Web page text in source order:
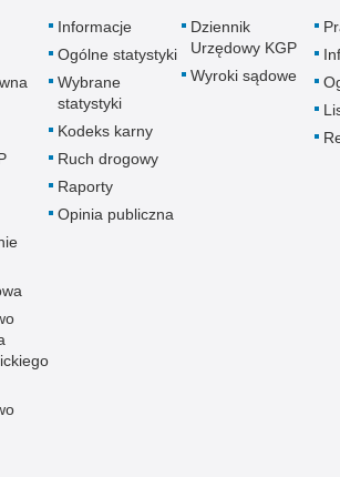
Informacje
Ogólne statystyki
Wybrane
statystyki
Kodeks karny
Ruch drogowy
Raporty
Opinia publiczna
Dziennik
Urzędowy KGP
Wyroki sądowe